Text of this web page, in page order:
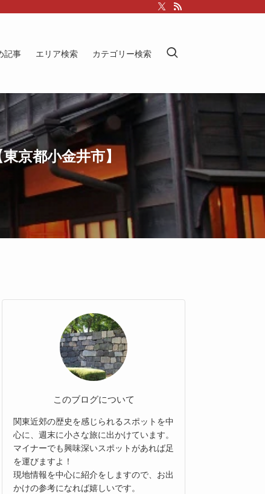
記事 エリア検索 カテゴリー検索
京都小金井市】
このブログについて
関東近郊の歴史を感じられるスポットを中
心に、週末に小さな旅に出かけています。
マイナーでも興味深いスポットがあれば足
を運びますよ！
現地情報を中心に紹介をしますので、お出
かけの参考になれば嬉しいです。